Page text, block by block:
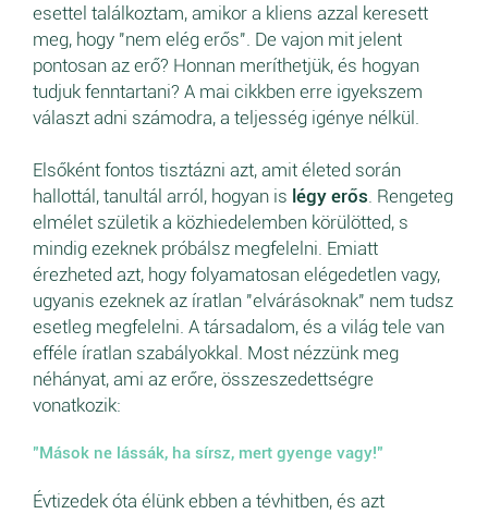
esettel találkoztam, amikor a kliens azzal keresett
meg, hogy "nem elég erős". De vajon mit jelent
pontosan az erő? Honnan meríthetjük, és hogyan
tudjuk fenntartani? A mai cikkben erre igyekszem
választ adni számodra, a teljesség igénye nélkül.
Elsőként fontos tisztázni azt, amit életed során
hallottál, tanultál arról, hogyan is légy erős. Rengeteg
elmélet születik a közhiedelemben körülötted, s
mindig ezeknek próbálsz megfelelni. Emiatt
érezheted azt, hogy folyamatosan elégedetlen vagy,
ugyanis ezeknek az íratlan "elvárásoknak" nem tudsz
esetleg megfelelni. A társadalom, és a világ tele van
efféle íratlan szabályokkal. Most nézzünk meg
néhányat, ami az erőre, összeszedettségre
vonatkozik:
"Mások ne lássák, ha sírsz, mert gyenge vagy!"
Évtizedek óta élünk ebben a tévhitben, és azt